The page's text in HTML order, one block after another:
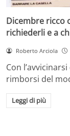
Dicembre ricco
richiederli e a
Roberto Arciola
Con
rimborsi del
Leggi di più